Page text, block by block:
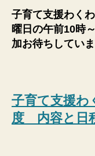
子育て支援わく
曜日の午前10時
加お待ちしてい
子育て支援
度 内容と日